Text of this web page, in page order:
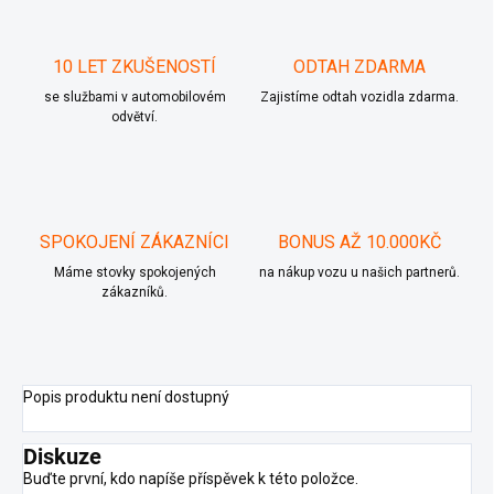
10 LET ZKUŠENOSTÍ
se službami v automobilovém
odvětví.
ODTAH ZDARMA
Zajistíme odtah vozidla zdarma.
SPOKOJENÍ ZÁKAZNÍCI
Máme stovky spokojených
zákazníků.
BONUS AŽ 10.000KČ
na nákup vozu u našich partnerů.
Popis produktu není dostupný
Diskuze
Buďte první, kdo napíše příspěvek k této položce.